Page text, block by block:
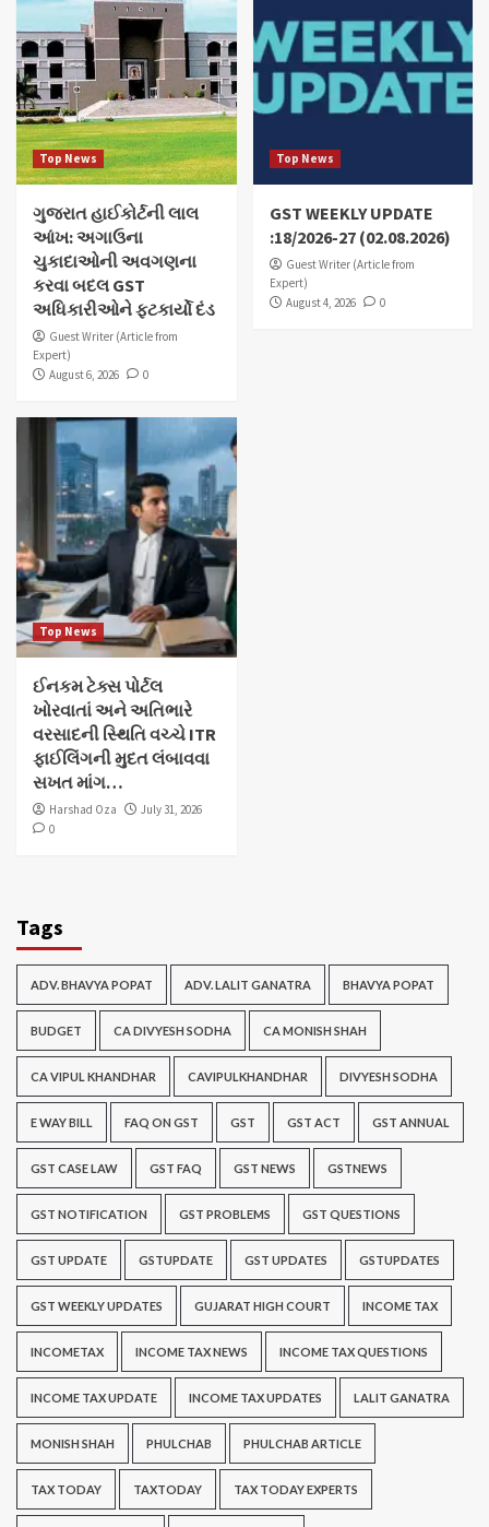
Top News
ગુજરાત હાઈકોર્ટની લાલ
આંખ: અગાઉના
ચુકાદાઓની અવગણના
કરવા બદલ GST
અધિકારીઓને ફટકાર્યો દંડ
Guest Writer (Article from
Expert)
August 6, 2026
0
Top News
GST WEEKLY UPDATE
:18/2026-27 (02.08.2026)
Guest Writer (Article from
Expert)
August 4, 2026
0
Top News
ઈનકમ ટેક્સ પોર્ટલ
ખોરવાતાં અને અતિભારે
વરસાદની સ્થિતિ વચ્ચે ITR
ફાઈલિંગની મુદત લંબાવવા
સખત માંગ…
Harshad Oza
July 31, 2026
0
Tags
ADV. BHAVYA POPAT ADV. LALIT GANATRA BHAVYA POPAT
BUDGET CA DIVYESH SODHA CA MONISH SHAH
CA VIPUL KHANDHAR CAVIPULKHANDHAR DIVYESH SODHA
E WAY BILL FAQ ON GST GST GST ACT GST ANNUAL
GST CASE LAW GST FAQ GST NEWS GSTNEWS
GST NOTIFICATION GST PROBLEMS GST QUESTIONS
GST UPDATE GSTUPDATE GST UPDATES GSTUPDATES
GST WEEKLY UPDATES GUJARAT HIGH COURT INCOME TAX
INCOMETAX INCOME TAX NEWS INCOME TAX QUESTIONS
INCOME TAX UPDATE INCOME TAX UPDATES LALIT GANATRA
MONISH SHAH PHULCHAB PHULCHAB ARTICLE
TAX TODAY TAXTODAY TAX TODAY EXPERTS